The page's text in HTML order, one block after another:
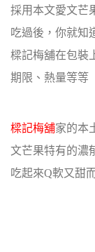
採用本文愛文芒
吃過後，你就知
樑記梅舖在包裝
期限、熱量等等
樑記梅舖家的本
文芒果特有的濃
吃起來Q軟又甜